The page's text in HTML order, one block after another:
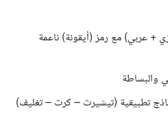
+ عربي) مع رمز (أيقونة) ناعمة